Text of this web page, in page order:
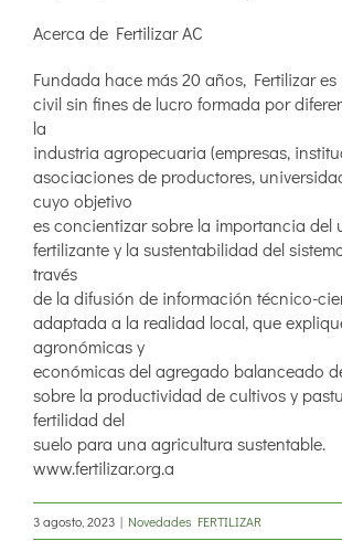
Acerca de Fertilizar AC
Fundada hace más 20 años, Fertilizar
civil sin fines de lucro formada por
la
industria agropecuaria (empresas,
asociaciones de productores,
cuyo objetivo
es concientizar sobre la importancia del
fertilizante y la sustentabilidad del
través
de la difusión de información técnico-
adaptada a la realidad local, que
agronómicas y
económicas del agregado balanceado
sobre la productividad de cultivos y
fertilidad del
suelo para una agricultura sustentable.
www.fertilizar.org.a
3 agosto, 2023 | Novedades FERTILIZAR